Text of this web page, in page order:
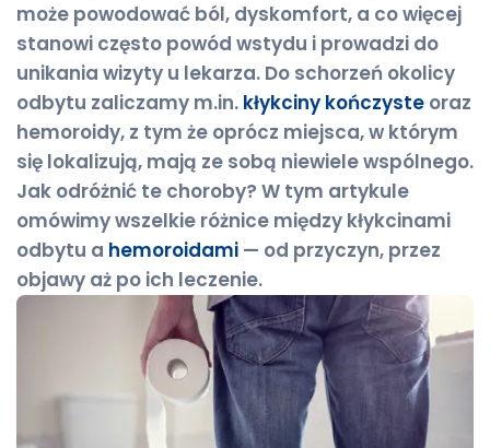
może powodować ból, dyskomfort, a co więcej
stanowi często powód wstydu i prowadzi do
unikania wizyty u lekarza. Do schorzeń okolicy
odbytu zaliczamy m.in. kłykciny kończyste oraz
hemoroidy, z tym że oprócz miejsca, w którym
się lokalizują, mają ze sobą niewiele wspólnego.
Jak odróżnić te choroby? W tym artykule
omówimy wszelkie różnice między kłykcinami
odbytu a hemoroidami — od przyczyn, przez
objawy aż po ich leczenie.